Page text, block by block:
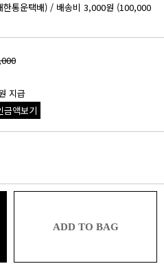
한통운택배) / 배송비 3,000원 (100,000
지급
금액보기
ADD TO BAG